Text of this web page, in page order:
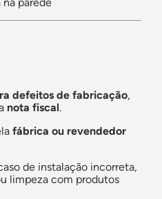
defeitos de fabricação,
nota fiscal.
fábrica ou revendedor
de instalação incorreta,
limpeza com produtos